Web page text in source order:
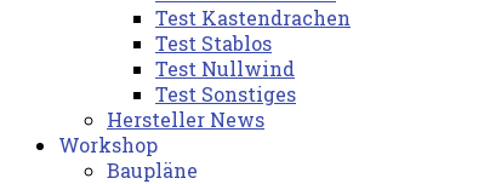
Test Kastendrachen
Test Stablos
Test Nullwind
Test Sonstiges
Hersteller News
Workshop
Baupläne